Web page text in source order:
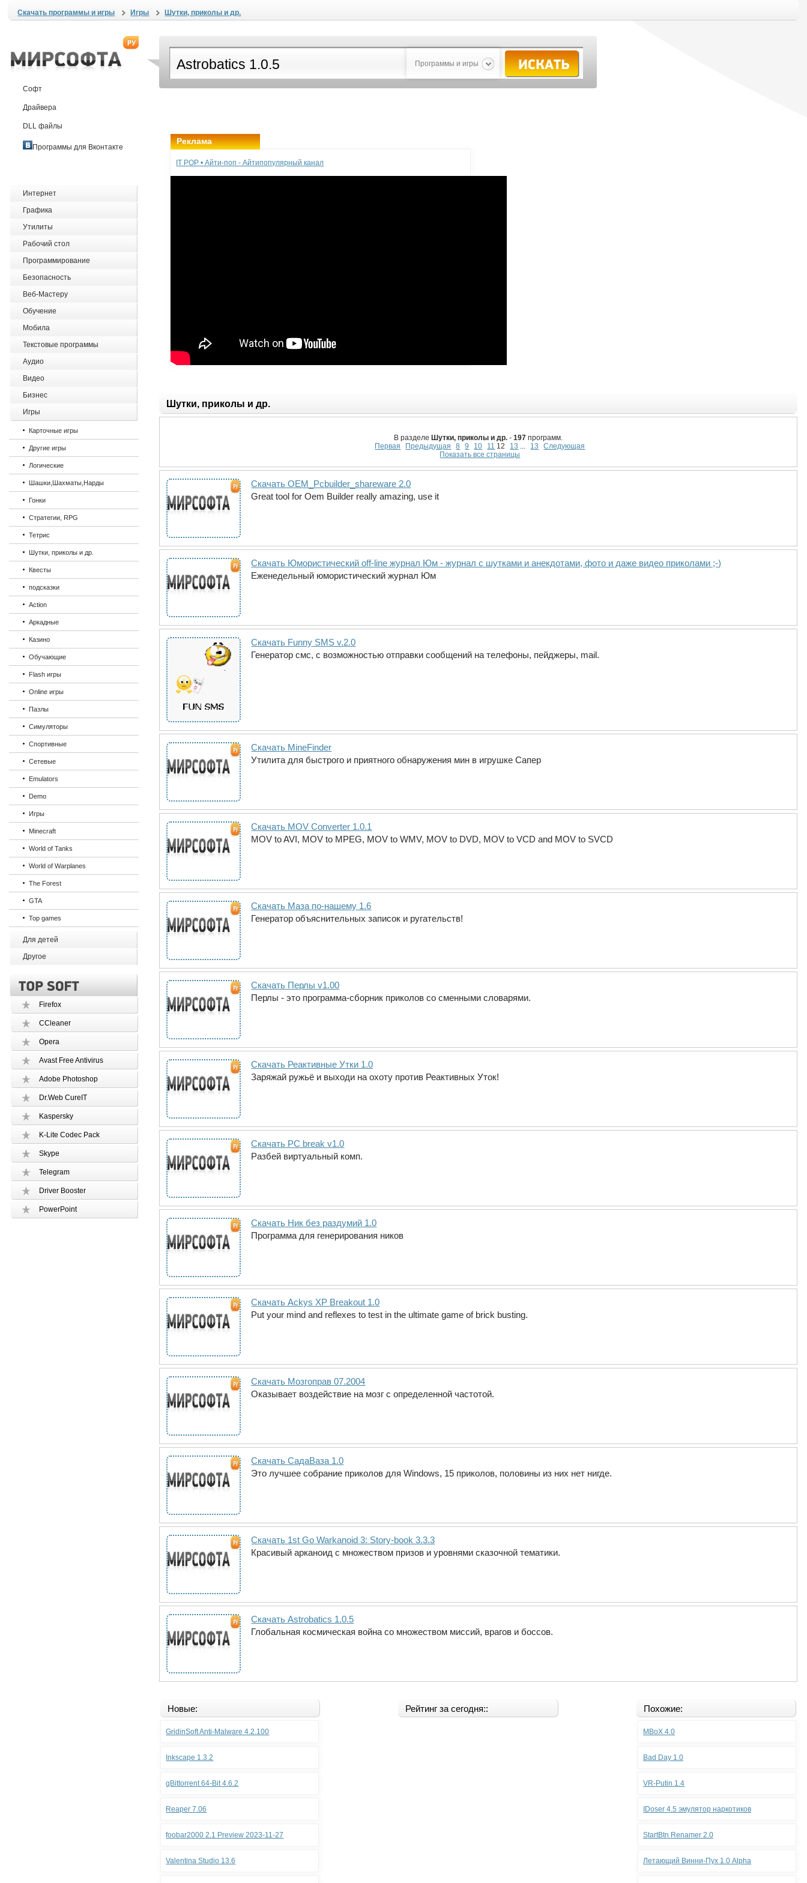
Скачать программы и игры Игры Шутки, приколы и др.
Программы и игры
Софт
Драйвера
DLL файлы
Программы для Вконтакте
Интернет
Графика
Утилиты
Рабочий стол
Программирование
Безопасность
Веб-Мастеру
Обучение
Мобила
Текстовые программы
Аудио
Видео
Бизнес
Игры
Карточные игры
Другие игры
Логические
Шашки,Шахматы,Нарды
Гонки
Стратегии, RPG
Тетрис
Шутки, приколы и др.
Квесты
подсказки
Action
Аркадные
Казино
Обучающие
Flash игры
Online игры
Пазлы
Симуляторы
Спортивные
Сетевые
Emulators
Demo
Игры
Minecraft
World of Tanks
World of Warplanes
The Forest
GTA
Top games
Для детей
Другое
Firefox
CCleaner
Opera
Avast Free Antivirus
Adobe Photoshop
Dr.Web CureIT
Kaspersky
K-Lite Codec Pack
Skype
Telegram
Driver Booster
PowerPoint
Реклама
IT POP • Айти-поп - Айтипопулярный канал
Шутки, приколы и др.
В разделе Шутки, приколы и др. -197 программ.
Первая
Предыдущая 8 9 10 11 12 13 ... 13
Следующая
Показать все страницы
Скачать OEM_Pcbuilder_shareware 2.0
Great tool for Oem Builder really amazing, use it
Скачать Юмористический off-line журнал Юм - журнал с шутками и анекдотами, фото и даже видео приколами ;-)
Еженедельный юмористический журнал Юм
Скачать Funny SMS v.2.0
Генератор смс, с возможностью отправки сообщений на телефоны, пейджеры, mail.
Скачать MineFinder
Утилита для быстрого и приятного обнаружения мин в игрушке Сапер
Скачать MOV Converter 1.0.1
MOV to AVI, MOV to MPEG, MOV to WMV, MOV to DVD, MOV to VCD and MOV to SVCD
Скачать Маза по-нашему 1.6
Генератор объяснительных записок и ругательств!
Скачать Перлы v1.00
Перлы - это программа-сборник приколов со сменными словарями.
Скачать Реактивные Утки 1.0
Заряжай ружьё и выходи на охоту против Реактивных Уток!
Скачать PC break v1.0
Разбей виртуальный комп.
Скачать Ник без раздумий 1.0
Программа для генерирования ников
Скачать Ackys XP Breakout 1.0
Put your mind and reflexes to test in the ultimate game of brick busting.
Скачать Мозгоправ 07.2004
Оказывает воздействие на мозг с определенной частотой.
Скачать СадаВаза 1.0
Это лучшее собрание приколов для Windows, 15 приколов, половины из них нет нигде.
Скачать 1st Go Warkanoid 3: Story-book 3.3.3
Красивый арканоид с множеством призов и уровнями сказочной тематики.
Скачать Astrobatics 1.0.5
Глобальная космическая война со множеством миссий, врагов и боссов.
Новые:
GridinSoft Anti-Malware 4.2.100
Inkscape 1.3.2
qBittorrent 64-Bit 4.6.2
Reaper 7.06
foobar2000 2.1 Preview 2023-11-27
Valentina Studio 13.6
Рейтинг за сегодня:: Похожие:
MBoX 4.0
Bad Day 1.0
VR-Putin 1.4
IDoser 4.5 эмулятор наркотиков
StartBtn Renamer 2.0
Летающий Винни-Пух 1.0 Alpha